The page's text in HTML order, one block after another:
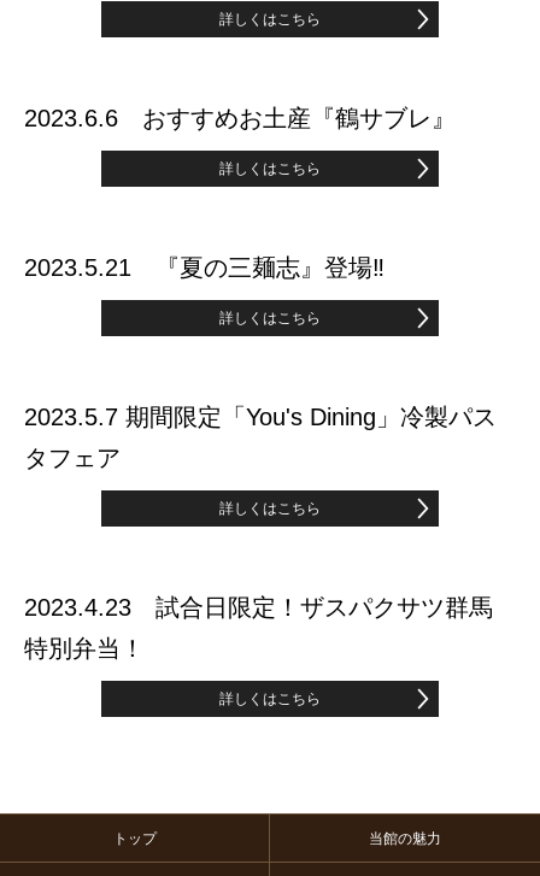
詳しくはこちら
2023.6.6 おすすめお土産『鶴サブレ』
詳しくはこちら
2023.5.21 『夏の三麺志』登場‼
詳しくはこちら
2023.5.7 期間限定「You's Dining」冷製パス
タフェア
詳しくはこちら
2023.4.23 試合日限定！ザスパクサツ群馬
特別弁当！
詳しくはこちら
トップ 当館の魅力